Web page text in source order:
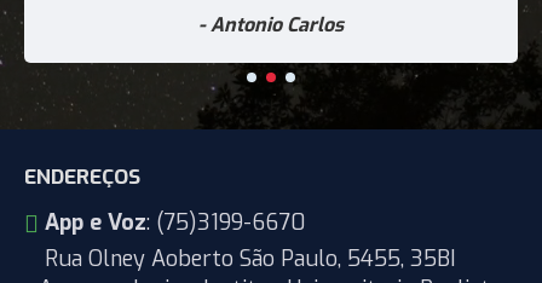
- Antonio Carlos
ENDEREÇOS
App e Voz: (75)3199-6670
Rua Olney Aoberto São Paulo, 5455, 35BI